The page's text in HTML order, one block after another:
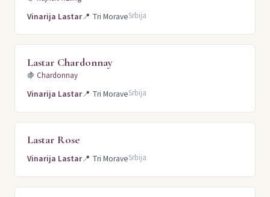
Vinarija Lastar📍 Tri MoraveSrbija
Lastar Chardonnay
🍇 Chardonnay
Vinarija Lastar📍 Tri MoraveSrbija
Lastar Rose
Vinarija Lastar📍 Tri MoraveSrbija